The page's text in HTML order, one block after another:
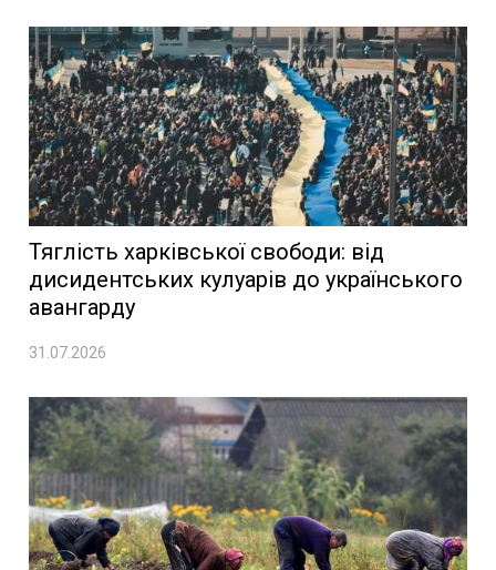
Тяглість харківської свободи: від
дисидентських кулуарів до українського
авангарду
31.07.2026